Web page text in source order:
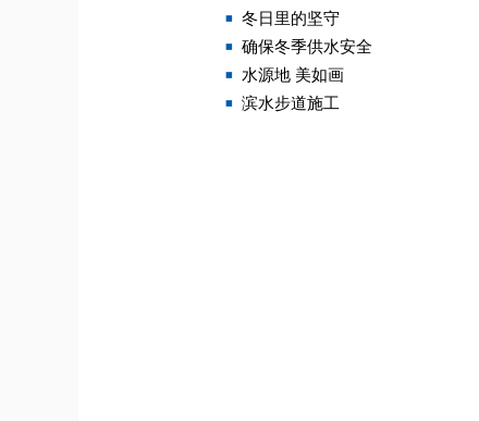
冬日里的坚守
确保冬季供水安全
水源地 美如画
滨水步道施工